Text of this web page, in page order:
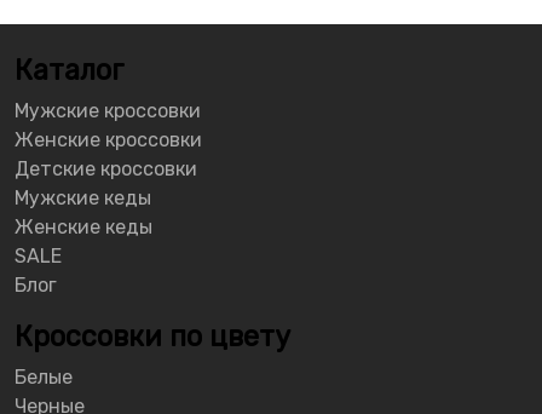
Каталог
Мужские кроссовки
Женские кроссовки
Детские кроссовки
Мужские кеды
Женские кеды
SALE
Блог
Кроссовки по цвету
Белые
Черные